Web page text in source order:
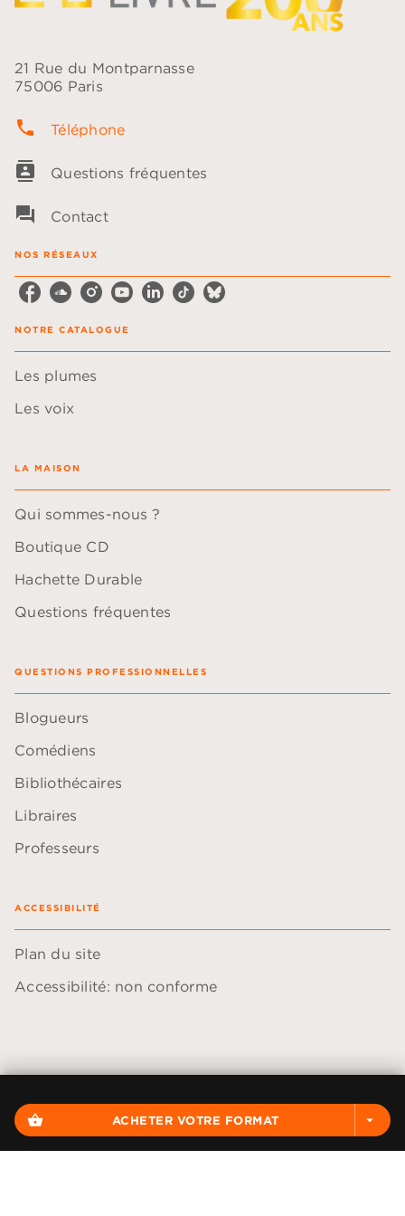
shopping_basket ACHETER VOTRE FORMAT arrow_drop_down
21 Rue du Montparnasse
75006 Paris
phone Téléphone
contacts Questions fréquentes
question_answer Contact
NOS RÉSEAUX
NOTRE CATALOGUE
Les plumes
Les voix
LA MAISON
Qui sommes-nous ?
Boutique CD
Hachette Durable
Questions fréquentes
QUESTIONS PROFESSIONNELLES
Blogueurs
Comédiens
Bibliothécaires
Libraires
Professeurs
ACCESSIBILITÉ
Plan du site
Accessibilité: non conforme
Données personnelles
Paramétrer vos cookies
Mentions légales
Conditions générales d'utilisation